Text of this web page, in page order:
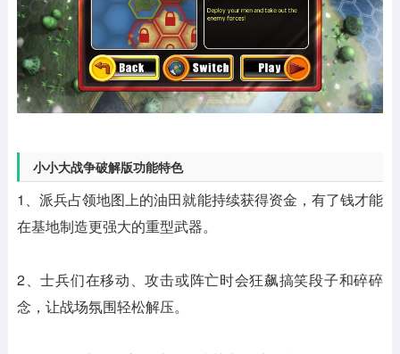
小小大战争破解版功能特色
1、派兵占领地图上的油田就能持续获得资金，有了钱才能
在基地制造更强大的重型武器。
2、士兵们在移动、攻击或阵亡时会狂飙搞笑段子和碎碎
念，让战场氛围轻松解压。